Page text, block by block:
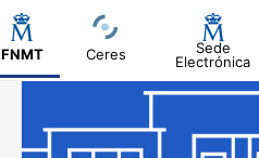
FNMT Ceres
Sede
Electrónica